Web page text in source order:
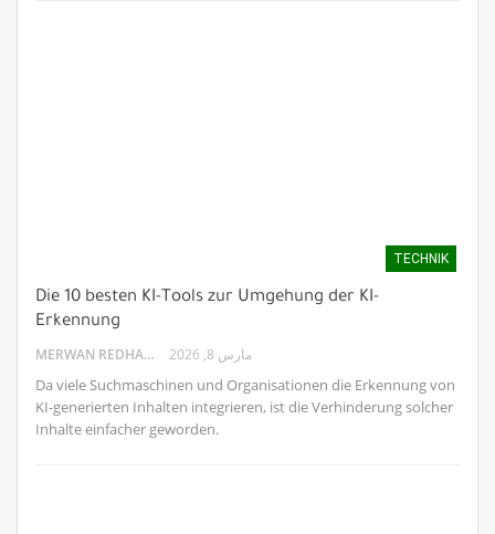
TECHNIK
Die 10 besten KI-Tools zur Umgehung der KI-
Erkennung
MERWAN REDHA
مارس 8, 2026
Da viele Suchmaschinen und Organisationen die Erkennung von
KI-generierten Inhalten integrieren, ist die Verhinderung solcher
Inhalte einfacher geworden.